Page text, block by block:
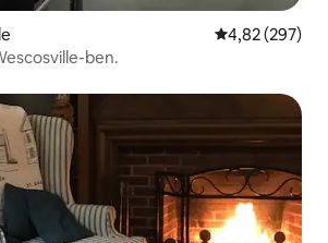
Átlagos
4,82 (297)
ben.